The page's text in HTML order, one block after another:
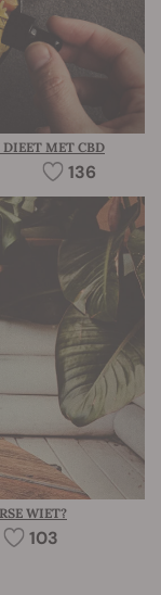
MET CBD
136
WIET?
103